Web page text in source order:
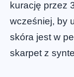
kurację przez
wcześniej, by
skóra jest w
skarpet z